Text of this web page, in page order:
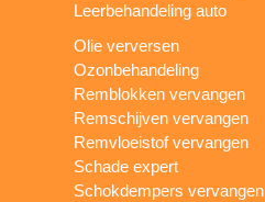
Leerbehandeling auto
Olie verversen
Ozonbehandeling
Remblokken vervangen
Remschijven vervangen
Remvloeistof vervangen
Schade expert
Schokdempers vervangen